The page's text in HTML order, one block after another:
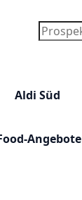
Suchen
Aldi Süd
Angebote